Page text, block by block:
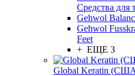
Средства для
Gehwol
Gehwol
Feet
+ ЕЩЕ 3
Global Keratin